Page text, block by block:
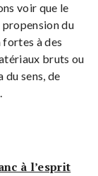
voir que le
propension du
fortes à des
bruts ou
sens, de
à l’esprit